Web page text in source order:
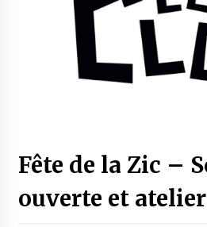
Fête de la Zic –
ouverte et